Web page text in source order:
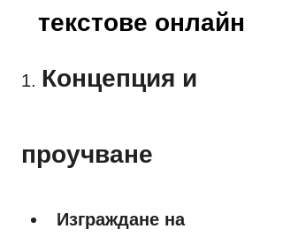
текстове онлайн
1. Концепция и
проучване
Изграждане на